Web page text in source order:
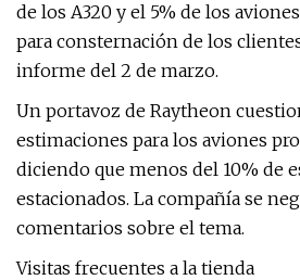
de los A320 y el 5% de los
para consternación de los
informe del 2 de marzo.
Un portavoz de Raytheon
estimaciones para los aviones
diciendo que menos del 10% de
estacionados. La compañía se
comentarios sobre el tema.
Visitas frecuentes a la tienda